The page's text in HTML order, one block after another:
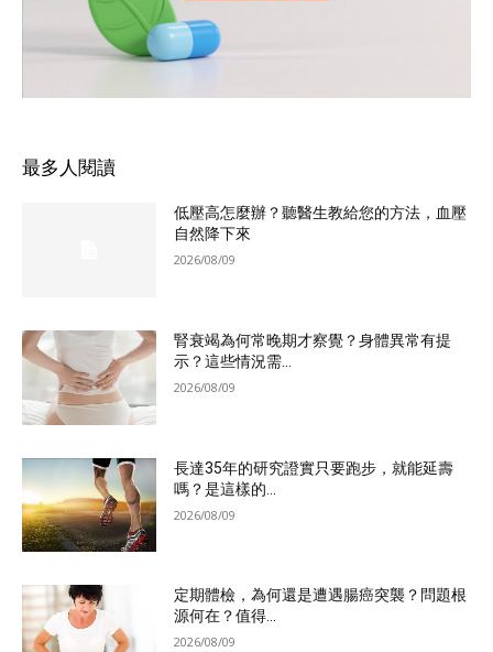
最多人閱讀
低壓高怎麼辦？聽醫生教給您的方法，血壓
自然降下來
2026/08/09
腎衰竭為何常晚期才察覺？身體異常有提
示？這些情況需...
2026/08/09
長達35年的研究證實只要跑步，就能延壽
嗎？是這樣的...
2026/08/09
定期體檢，為何還是遭遇腸癌突襲？問題根
源何在？值得...
2026/08/09